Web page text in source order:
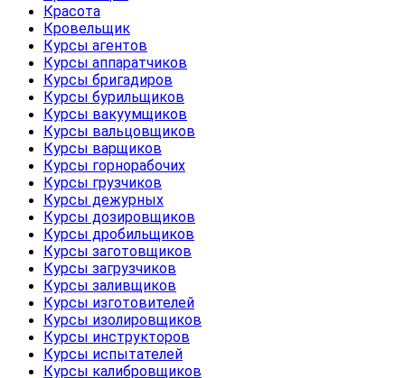
Красота
Кровельщик
Курсы агентов
Курсы аппаратчиков
Курсы бригадиров
Курсы бурильщиков
Курсы вакуумщиков
Курсы вальцовщиков
Курсы варщиков
Курсы горнорабочих
Курсы грузчиков
Курсы дежурных
Курсы дозировщиков
Курсы дробильщиков
Курсы заготовщиков
Курсы загрузчиков
Курсы заливщиков
Курсы изготовителей
Курсы изолировщиков
Курсы инструкторов
Курсы испытателей
Курсы калибровщиков